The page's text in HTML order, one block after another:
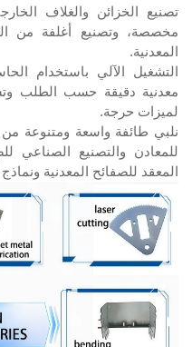
تصنيع الخزائن والغلاف
مخصصة، وتصنيع أغلفة من
المعدنية.
معدنية دقيقة حسب الطلب
لميزات حرجة.
نلبي طائفة واسعة ومتنوعة من
للمعادن والتصنيع الصناعي
المعقد للصفائح المعدنية